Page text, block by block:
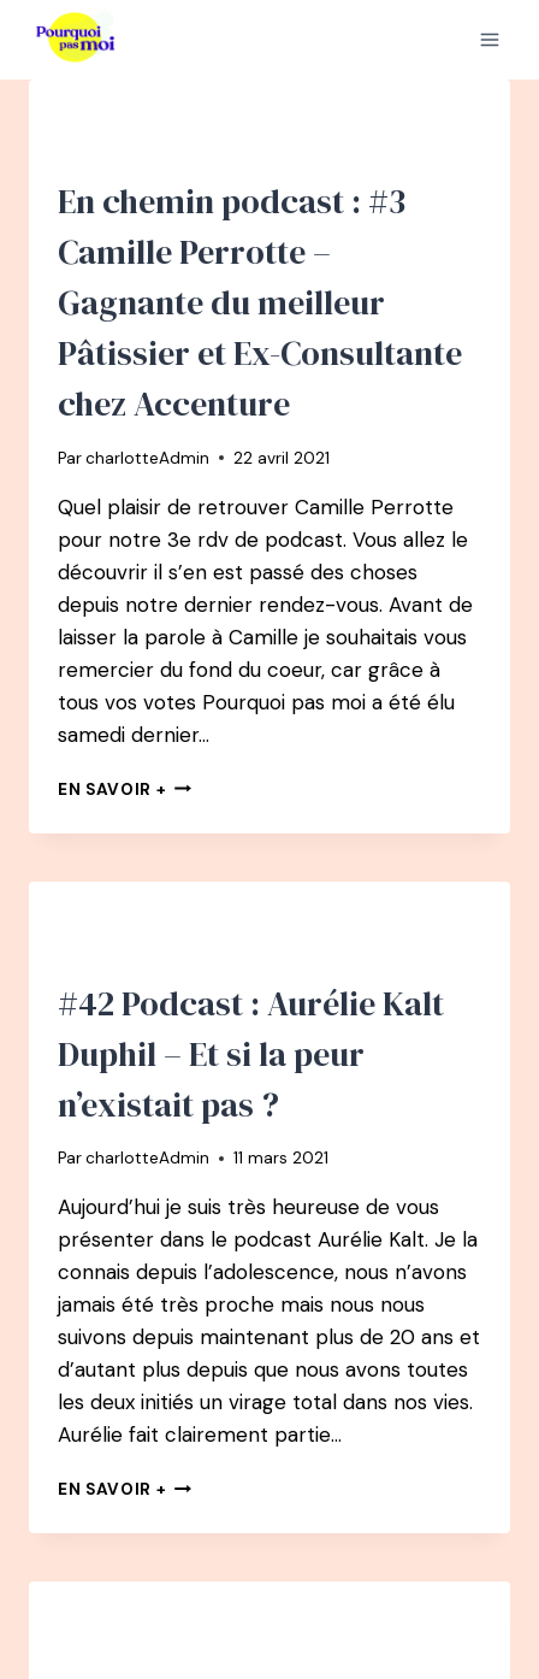
contenu
En chemin podcast : #3
Camille Perrotte –
Gagnante du meilleur
Pâtissier et Ex-Consultante
chez Accenture
ParcharlotteAdmin 22 avril 2021
Quel plaisir de retrouver Camille Perrotte
pour notre 3e rdv de podcast. Vous allez le
découvrir il s’en est passé des choses
depuis notre dernier rendez-vous. Avant de
laisser la parole à Camille je souhaitais vous
remercier du fond du coeur, car grâce à
tous vos votes Pourquoi pas moi a été élu
samedi dernier…
EN SAVOIR + EN
PODCAST
#3
DU
PÂTISSIER
EX-
CHEZ
#42 Podcast : Aurélie Kalt
Duphil – Et si la peur
n’existait pas ?
ParcharlotteAdmin 11 mars 2021
Aujourd’hui je suis très heureuse de vous
présenter dans le podcast Aurélie Kalt. Je la
connais depuis l’adolescence, nous n’avons
jamais été très proche mais nous nous
suivons depuis maintenant plus de 20 ans et
d’autant plus depuis que nous avons toutes
les deux initiés un virage total dans nos vies.
Aurélie fait clairement partie…
EN SAVOIR + #42
:
KALT